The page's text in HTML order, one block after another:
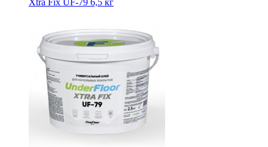
Xtra Fix UF-79 6,5 кг